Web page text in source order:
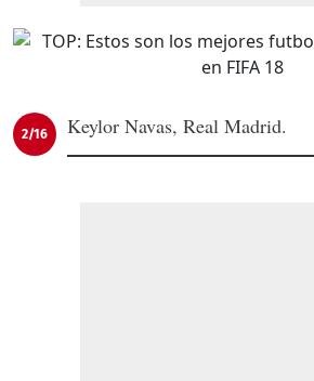
2/16 Keylor Navas, Real Madrid.